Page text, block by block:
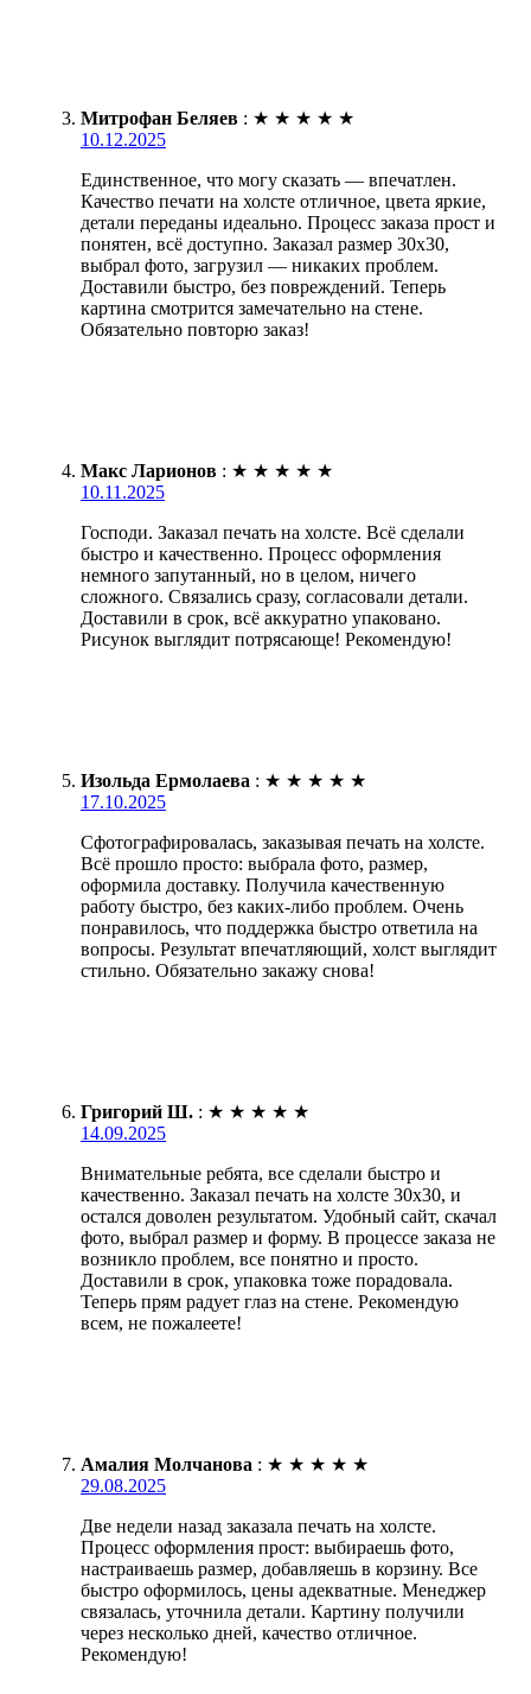
Митрофан Беляев : ★ ★ ★ ★ ★
10.12.2025
Единственное, что могу сказать — впечатлен.
Качество печати на холсте отличное, цвета яркие,
детали переданы идеально. Процесс заказа прост и
понятен, всё доступно. Заказал размер 30х30,
выбрал фото, загрузил — никаких проблем.
Доставили быстро, без повреждений. Теперь
картина смотрится замечательно на стене.
Обязательно повторю заказ!
Макс Ларионов : ★ ★ ★ ★ ★
10.11.2025
Господи. Заказал печать на холсте. Всё сделали
быстро и качественно. Процесс оформления
немного запутанный, но в целом, ничего
сложного. Связались сразу, согласовали детали.
Доставили в срок, всё аккуратно упаковано.
Рисунок выглядит потрясающе! Рекомендую!
Изольда Ермолаева : ★ ★ ★ ★ ★
17.10.2025
Сфотографировалась, заказывая печать на холсте.
Всё прошло просто: выбрала фото, размер,
оформила доставку. Получила качественную
работу быстро, без каких-либо проблем. Очень
понравилось, что поддержка быстро ответила на
вопросы. Результат впечатляющий, холст выглядит
стильно. Обязательно закажу снова!
Григорий Ш. : ★ ★ ★ ★ ★
14.09.2025
Внимательные ребята, все сделали быстро и
качественно. Заказал печать на холсте 30х30, и
остался доволен результатом. Удобный сайт, скачал
фото, выбрал размер и форму. В процессе заказа не
возникло проблем, все понятно и просто.
Доставили в срок, упаковка тоже порадовала.
Теперь прям радует глаз на стене. Рекомендую
всем, не пожалеете!
Амалия Молчанова : ★ ★ ★ ★ ★
29.08.2025
Две недели назад заказала печать на холсте.
Процесс оформления прост: выбираешь фото,
настраиваешь размер, добавляешь в корзину. Все
быстро оформилось, цены адекватные. Менеджер
связалась, уточнила детали. Картину получили
через несколько дней, качество отличное.
Рекомендую!